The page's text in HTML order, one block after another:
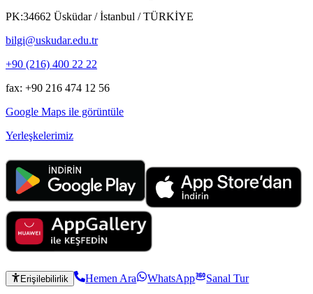
PK:34662 Üsküdar / İstanbul / TÜRKİYE
bilgi@uskudar.edu.tr
+90 (216) 400 22 22
fax: +90 216 474 12 56
Google Maps ile görüntüle
Yerleşkelerimiz
Erişilebilirlik Hemen Ara WhatsApp
Sanal Tur